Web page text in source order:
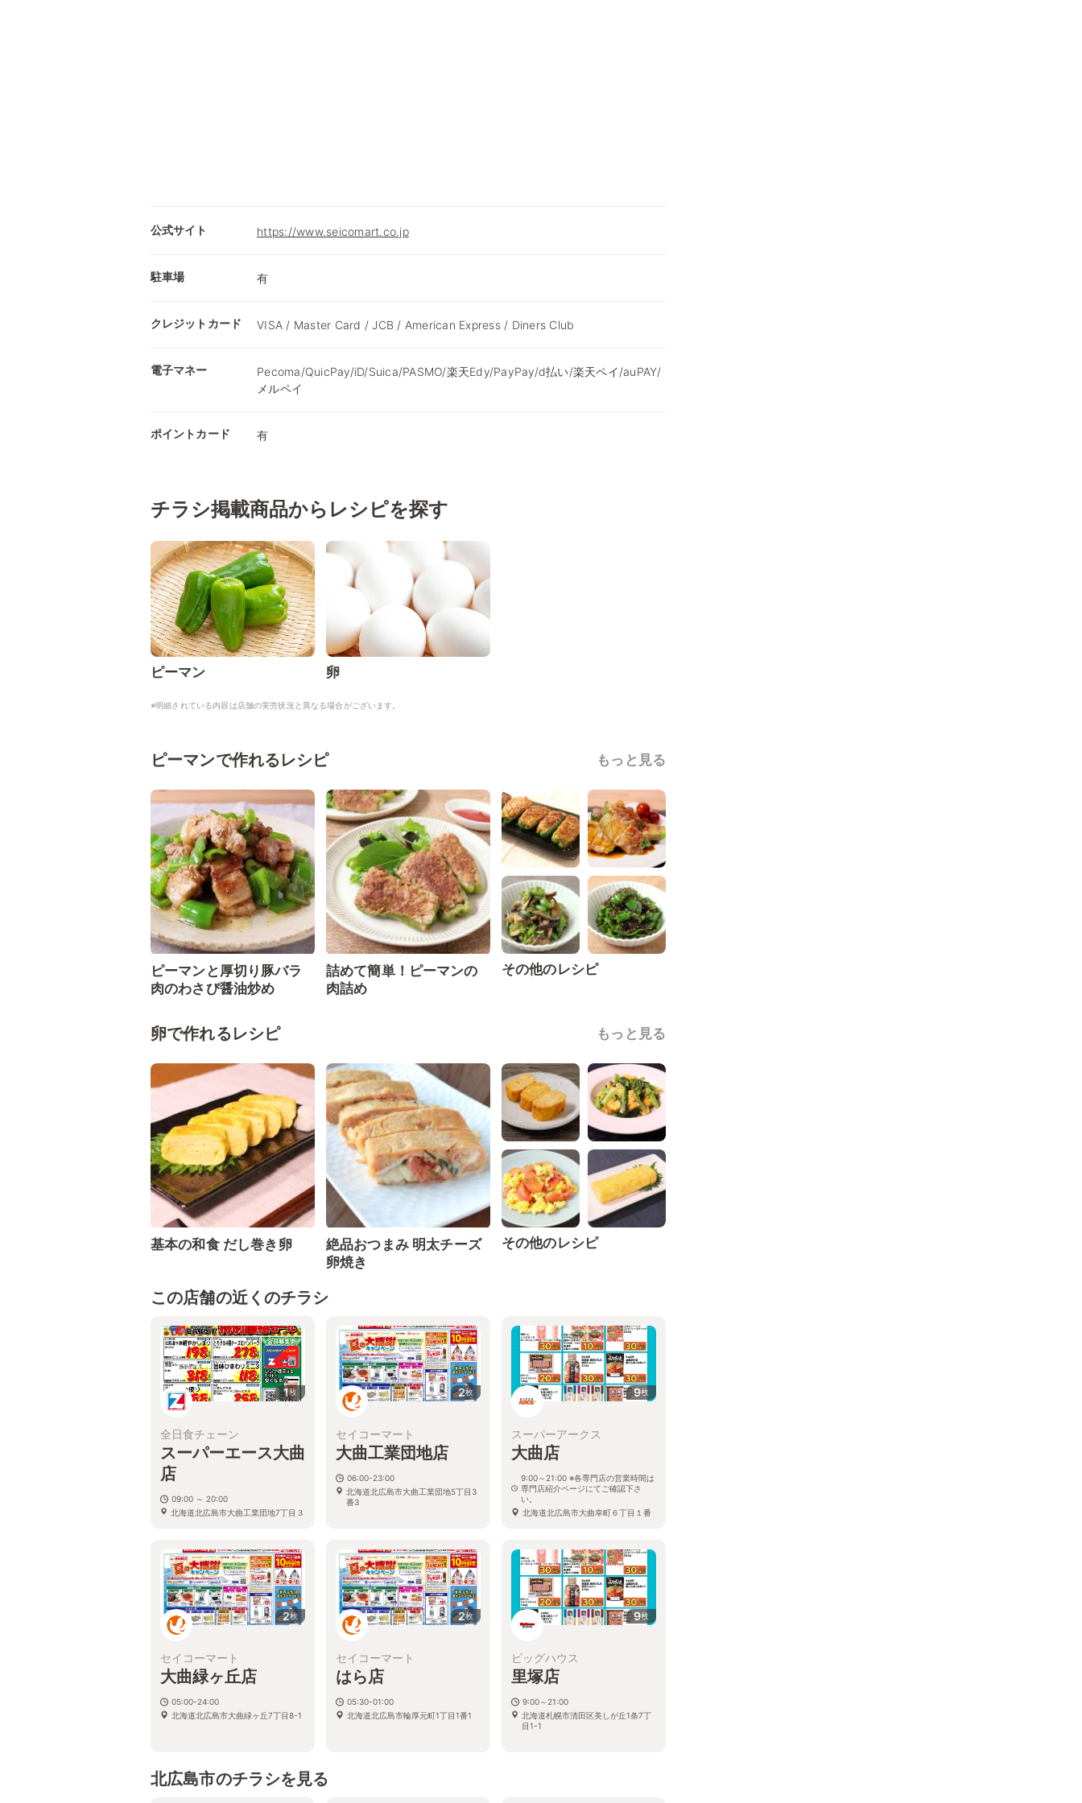
公式サイト https://www.seicomart.co.jp
駐車場 有
クレジットカード VISA / Master Card / JCB / American Express / Diners Club
電子マネー
Pecoma/QuicPay/iD/Suica/PASMO/楽天Edy/PayPay/d払い/楽天ペイ/auPAY/
メルペイ
ポイントカード 有
チラシ掲載商品からレシピを探す
ピーマン 卵
※明細されている内容は店舗の実売状況と異なる場合がございます。
ピーマンで作れるレシピ もっと見る
ピーマンと厚切り豚バラ
肉のわさび醤油炒め
詰めて簡単！ピーマンの
肉詰め
その他のレシピ
卵で作れるレシピ もっと見る
基本の和食 だし巻き卵
絶品おつまみ 明太チーズ
卵焼き
その他のレシピ
この店舗の近くのチラシ
1枚
全日食チェーン
スーパーエース大曲
店
09:00 ～ 20:00
北海道北広島市大曲工業団地7丁目３
2枚
セイコーマート
大曲工業団地店
06:00-23:00
北海道北広島市大曲工業団地5丁目3
番3
9枚
スーパーアークス
大曲店
9:00～21:00 ※各専門店の営業時間は
専門店紹介ページにてご確認下さ
い。
北海道北広島市大曲幸町６丁目１番
2枚
セイコーマート
大曲緑ヶ丘店
05:00-24:00
北海道北広島市大曲緑ヶ丘7丁目8-1
2枚
セイコーマート
はら店
05:30-01:00
北海道北広島市輪厚元町1丁目1番1
9枚
ビッグハウス
里塚店
9:00～21:00
北海道札幌市清田区美しが丘1条7丁
目1-1
北広島市のチラシを見る